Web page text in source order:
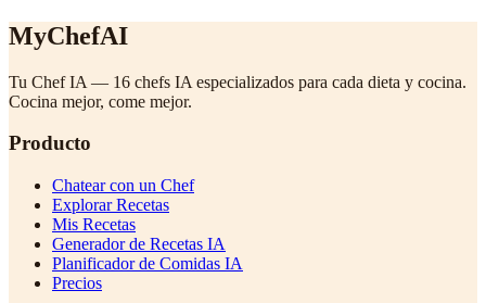
MyChefAI
Tu Chef IA — 16 chefs IA especializados para cada dieta y cocina.
Cocina mejor, come mejor.
Producto
Chatear con un Chef
Explorar Recetas
Mis Recetas
Generador de Recetas IA
Planificador de Comidas IA
Precios